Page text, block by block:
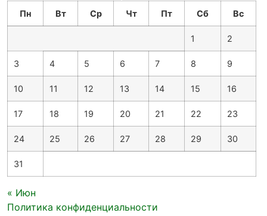
Пн
Вт Ср Чт Пт Сб Вс
1 2
3 4 5 6 7 8 9
10 11 12 13 14 15 16
17 18 19 20 21 22 23
24 25 26 27 28 29 30
31
« Июн
Политика конфиденциальности